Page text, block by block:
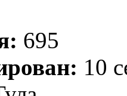
695
10